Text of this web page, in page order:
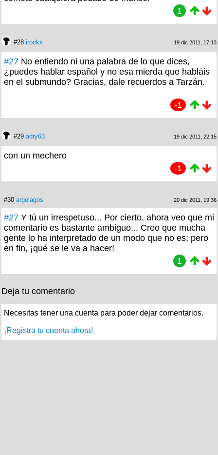
1
#28 irockk 19 dic 2011, 17:13
#27 No entiendo ni una palabra de lo que dices,
¿puedes hablar español y no esa mierda que habláis
en el submundo? Gracias, dale recuerdos a Tarzán.
-1
#29 adry63 19 dic 2011, 22:15
con un mechero
-1
#30 argelagos 20 dic 2011, 19:36
#27 Y tú un irrespetuso... Por cierto, ahora veo que mi
comentario es bastante ambiguo... Creo que mucha
gente lo ha interpretado de un modo que no es; pero
en fin, ¡qué se le va a hacer!
1
Deja tu comentario
Necesitas tener una cuenta para poder dejar comentarios.
¡Registra tu cuenta ahora!